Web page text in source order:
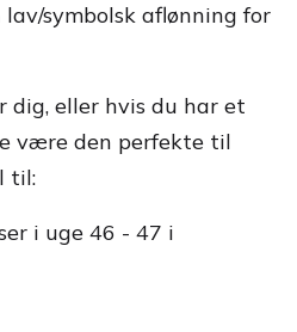
symbolsk aflønning for
eller hvis du har et
være den perfekte til
til:
i uge 46 - 47 i